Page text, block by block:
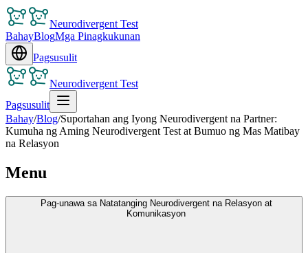
Neurodivergent Test
BahayBlogMga Pinagkukunan
Pagsusulit
Neurodivergent Test
Pagsusulit
Bahay/Blog/Suportahan ang Iyong Neurodivergent na Partner:
Kumuha ng Aming Neurodivergent Test at Bumuo ng Mas Matibay
na Relasyon
Menu
Pag-unawa sa Natatanging Neurodivergent na Relasyon at
Komunikasyon